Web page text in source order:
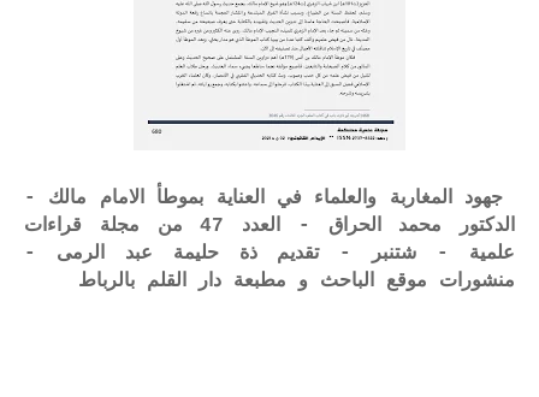
جهود المغاربة والعلماء في العناية بموطأ الامام مالك -
الدكتور محمد الحراق - العدد 47 من مجلة قراءات
علمية - شتنبر - تقديم ذة حليمة عبد الرمى -
منشورات موقع الباحث و مطبعة دار القلم بالرباط